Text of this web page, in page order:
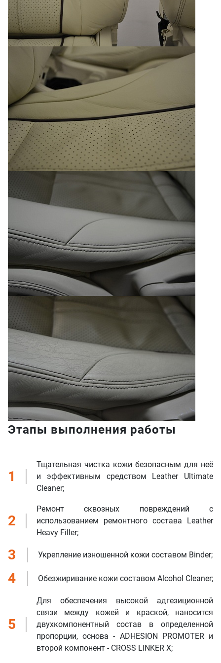
Этапы выполнения работы
1
Тщательная чистка кожи безопасным для неё
и эффективным средством Leather Ultimate
Cleaner;
2
Ремонт сквозных повреждений с
использованием ремонтного состава Leather
Heavy Filler;
3 Укрепление изношенной кожи составом Binder;
4 Обезжиривание кожи составом Alcohol Cleaner;
5
Для обеспечения высокой адгезиционной
связи между кожей и краской, наносится
двухкомпонентный состав в определенной
пропорции, основа - ADHESION PROMOTER и
второй компонент - CROSS LINKER X;
Заказать звонок
Данные формы отправлены
Купить в 1 клик
Данные формы отправлены
Оставить заявку
Ваше имя
Данные формы отправлены
Оставить заявку
Ваше имя
Данные формы отправлены